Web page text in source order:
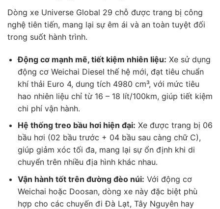
Dòng xe Universe Global 29 chỗ được trang bị công
nghệ tiên tiến, mang lại sự êm ái và an toàn tuyệt đối
trong suốt hành trình.
Động cơ mạnh mẽ, tiết kiệm nhiên liệu: Xe sử dụng
động cơ Weichai Diesel thế hệ mới, đạt tiêu chuẩn
khí thải Euro 4, dung tích 4980 cm³, với mức tiêu
hao nhiên liệu chỉ từ 16 – 18 lít/100km, giúp tiết kiệm
chi phí vận hành.
Hệ thống treo bầu hơi hiện đại: Xe được trang bị 06
bầu hơi (02 bầu trước + 04 bầu sau càng chữ C),
giúp giảm xóc tối đa, mang lại sự ổn định khi di
chuyển trên nhiều địa hình khác nhau.
Vận hành tốt trên đường đèo núi: Với động cơ
Weichai hoặc Doosan, dòng xe này đặc biệt phù
hợp cho các chuyến đi Đà Lạt, Tây Nguyên hay